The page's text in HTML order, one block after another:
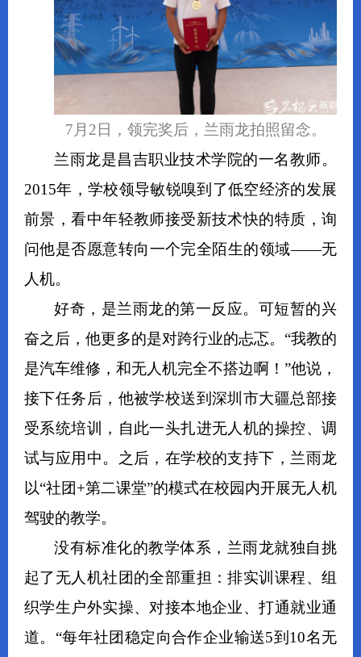
7月2日，领完奖后，兰雨龙拍照留念。
兰雨龙是昌吉职业技术学院的一名教师。
2015年，学校领导敏锐嗅到了低空经济的发展
前景，看中年轻教师接受新技术快的特质，询
问他是否愿意转向一个完全陌生的领域——无
人机。
好奇，是兰雨龙的第一反应。可短暂的兴
奋之后，他更多的是对跨行业的忐忑。“我教的
是汽车维修，和无人机完全不搭边啊！”他说，
接下任务后，他被学校送到深圳市大疆总部接
受系统培训，自此一头扎进无人机的操控、调
试与应用中。之后，在学校的支持下，兰雨龙
以“社团+第二课堂”的模式在校园内开展无人机
驾驶的教学。
没有标准化的教学体系，兰雨龙就独自挑
起了无人机社团的全部重担：排实训课程、组
织学生户外实操、对接本地企业、打通就业通
道。“每年社团稳定向合作企业输送5到10名无